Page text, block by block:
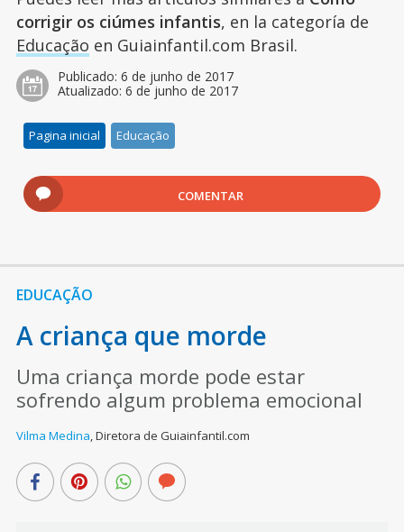
corrigir os ciúmes infantis, en la categoría de
Educação en Guiainfantil.com Brasil.
Publicado: 6 de junho de 2017
Atualizado: 6 de junho de 2017
Pagina inicial Educação
COMENTAR
EDUCAÇÃO
A criança que morde
Uma criança morde pode estar
sofrendo algum problema emocional
Vilma Medina,Diretora de Guiainfantil.com